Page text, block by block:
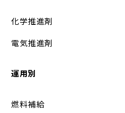
化学推進剤
電気推進剤
運用別
燃料補給